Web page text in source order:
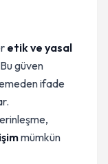
etik ve yasal
güven
ifade
mümkün